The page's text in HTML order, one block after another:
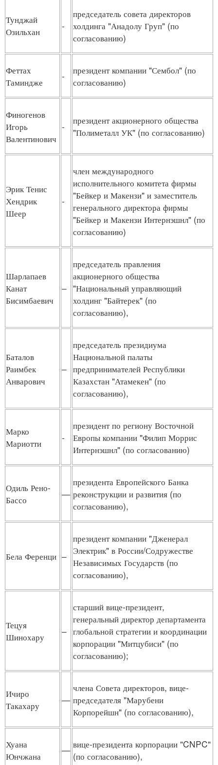
Тунджай
Озильхан
-
председатель совета директоров
холдинга "Анадолу Груп" (по
согласованию)
Феттах
Таминдже
-
президент компании "Сембол" (по
согласованию)
Финогенов
Игорь
Валентинович
-
президент акционерного общества
"Полиметалл УК" (по согласованию)
Эрик Тенис
Хендрик
Шеер
-
член международного
исполнительного комитета фирмы
"Бейкер и Макензи" и заместитель
генерального директора фирмы
"Бейкер и Макензи Интернэшнл" (по
согласованию)
Шарлапаев
Канат
Бисимбаевич
–
председатель правления
акционерного общества
"Национальный управляющий
холдинг "Байтерек" (по
согласованию),
Баталов
Раимбек
Анварович
–
председатель президиума
Национальной палаты
предпринимателей Республики
Казахстан "Атамекен" (по
согласованию),
Марко
Мариотти
-
президент по региону Восточной
Европы компании "Филип Моррис
Интернэшнл" (по согласованию)
Одиль Рено-
Бассо
—
президента Европейского Банка
реконструкции и развития (по
согласованию),
Бела Ференци –
президент компании "Дженерал
Электрик" в России/Содружестве
Независимых Государств (по
согласованию),
Тецуя
Шинохару
–
старший вице-президент,
генеральный директор департамента
глобальной стратегии и координации
корпорации "Митцубиси" (по
согласованию);
Ичиро
Такахару
—
члена Совета директоров, вице-
председателя "Марубени
Корпорейшн" (по согласованию),
Хуана
Юнчжана
— вице-президента корпорации "CNPC"
(по согласованию),